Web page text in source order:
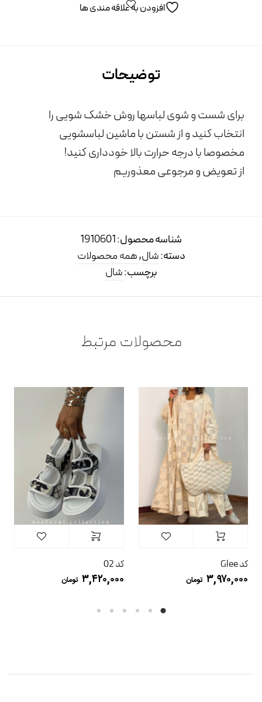
افزودن به علاقه مندی ها
توضیحات
برای شست و شوی لباسها روش خشک شویی را
انتخاب کنید و از شستن با ماشین لباسشویی
مخصوصا با درجه حرارت بالا خودداری کنید!
از تعویض و مرجوعی معذوریم
شناسه محصول:1910601
دسته:شال,همه محصولات
برچسب:شال
محصولات مرتبط
کد Glee
۳,۹۷۰,۰۰۰ تومان
کد 02
۳,۴۲۰,۰۰۰ تومان